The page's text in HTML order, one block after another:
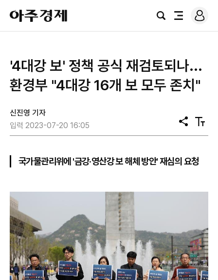
아
주
경
검
전
로
그
'4대강 보' 정책 공식 재검토되나...
환경부 "4대강 16개 보 모두 존치"
신진영 기자
입력 2023-07-20 16:05
공
유
텍
스
국가물관리위에 '금강·영산강 보 해체 방안' 재심의 요청